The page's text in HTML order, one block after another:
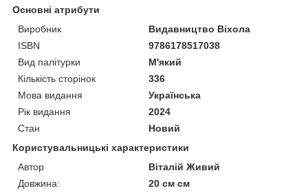
Основні атрибути
Виробник
Видавництво Віхола
ISBN
9786178517038
Вид палітурки
М'який
Кількість сторінок
336
Мова видання
Українська
Рік видання
2024
Стан
Новий
Користувальницькі характеристики
Автор
Віталій Живий
Довжина:
20 см см